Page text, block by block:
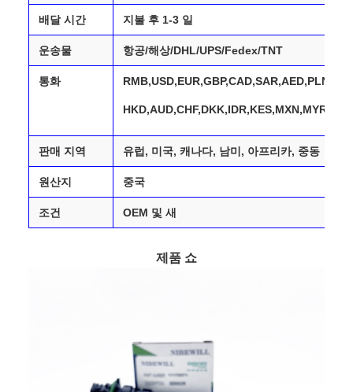
배달 시간 지불 후 1-3 일
운송물 항공/해상/DHL/UPS/Fedex/TNT
통화
HKD,AUD,CHF,DKK,IDR,KES,MXN,MYR
판매 지역 유럽, 미국, 캐나다, 남미, 아프리카, 중동
원산지 중국
조건 OEM 및 새
제품 쇼